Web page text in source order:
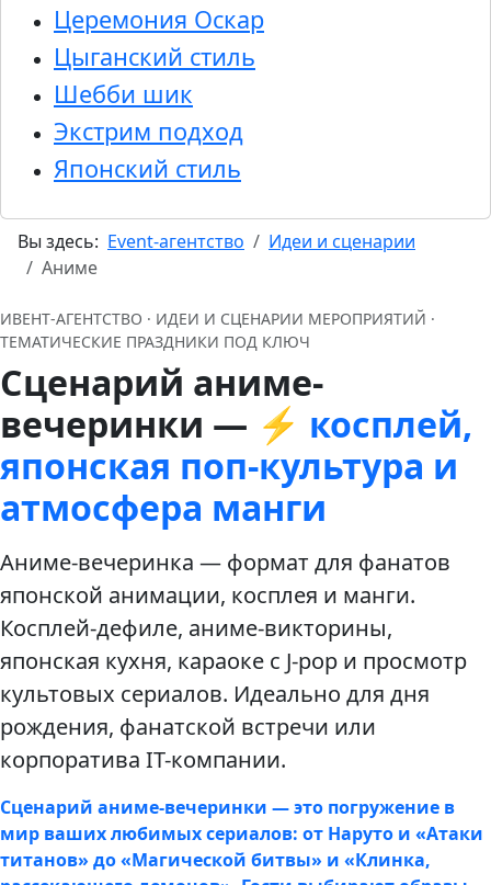
Церемония Оскар
Цыганский стиль
Шебби шик
Экстрим подход
Японский стиль
Вы здесь: Event-агентство
Идеи и сценарии
Аниме
ИВЕНТ‑АГЕНТСТВО · ИДЕИ И СЦЕНАРИИ МЕРОПРИЯТИЙ ·
ТЕМАТИЧЕСКИЕ ПРАЗДНИКИ ПОД КЛЮЧ
Сценарий аниме-
вечеринки — ⚡ косплей,
японская поп-культура и
атмосфера манги
Аниме-вечеринка — формат для фанатов
японской анимации, косплея и манги.
Косплей-дефиле, аниме-викторины,
японская кухня, караоке с J-pop и просмотр
культовых сериалов. Идеально для дня
рождения, фанатской встречи или
корпоратива IT-компании.
Сценарий аниме-вечеринки — это погружение в
мир ваших любимых сериалов: от Наруто и «Атаки
титанов» до «Магической битвы» и «Клинка,